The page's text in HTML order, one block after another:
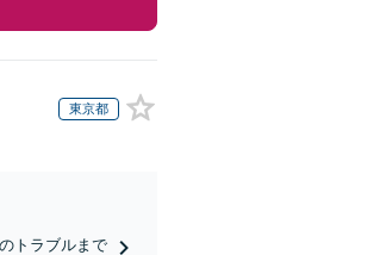
東京都
トラブルまで